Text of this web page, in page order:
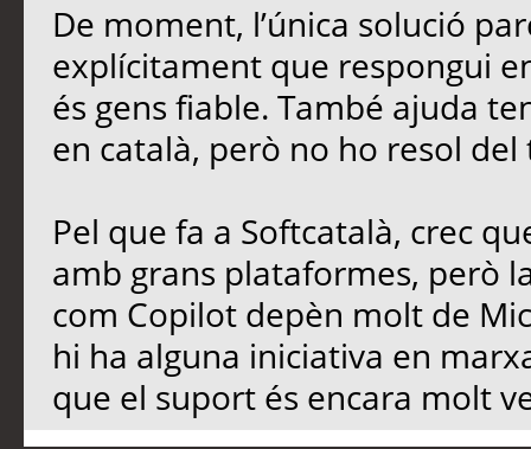
De moment, l’única solució
explícitament que respongui
és gens fiable. També ajuda
en català, però no ho resol del
Pel que fa a Softcatalà, crec
amb grans plataformes, però
com Copilot depèn molt de
hi ha alguna iniciativa en
que el suport és encara molt